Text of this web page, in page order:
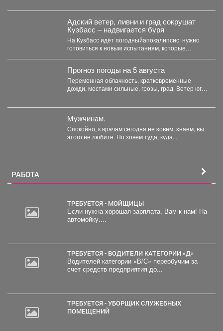
Адский ветер, ливни и град сокрушат
Кузбасс – надвигается буря
На Кузбасс идёт погодныйапокалипсис: нужно
готовиться к новым испытаниям, которые
Прогноз погоды на 5 августа
Переменная облачность, кратковременные
дожди, местами сильные, грозы, град. Ветер юго-
Мужчинам.
Спокойно, к врачам сегодня не зовем, знаем, вы
этого не любите. Но зовем туда, куда...
РАБОТА
ТРЕБУЕТСЯ - МОЙЩИЦЫ
Если нужна хорошая зарплата, Вам к нам! На
автомойку....
ТРЕБУЕТСЯ - ВОДИТЕЛИ КАТЕГОРИИ «Д»
Водителей категории «В/С» переобучим за
счет средств предприятия до...
ТРЕБУЕТСЯ - УБОРЩИК СЛУЖЕБНЫХ
ПОМЕЩЕНИЙ